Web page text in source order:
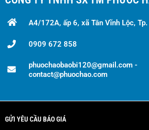
A4/172A, ấp 6, xã Tân Vĩnh Lộc,
0909 672 858
phuochaobaobi120@gmail.com -
contact@phuochao.com
GỬI YÊU CẦU BÁO GIÁ